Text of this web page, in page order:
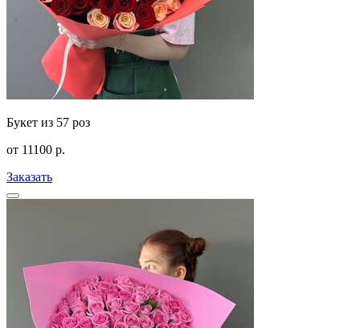
Букет из 57 роз
от 11100 р.
Заказать